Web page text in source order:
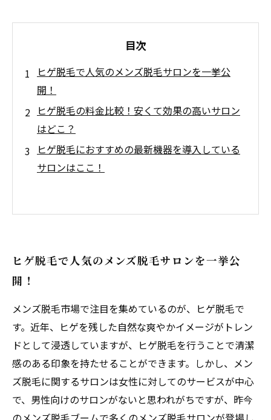
目次
ヒゲ脱毛で人気のメンズ脱毛サロンを一挙公
開！
ヒゲ脱毛の料金比較！安くて効果の高いサロン
はどこ？
ヒゲ脱毛におすすめの最新機器を導入している
サロンはここ！
ヒゲ脱毛で人気のメンズ脱毛サロンを一挙公
開！
メンズ脱毛市場で注目を集めているのが、ヒゲ脱毛で
す。近年、ヒゲを残した自然な爽やかイメージがトレン
ドとして浸透していますが、ヒゲ脱毛を行うことで清潔
感のある印象を持たせることができます。しかし、メン
ズ脱毛に関するサロンは女性に対してのサービスが中心
で、男性向けのサロンがないと思われがちですが、昨今